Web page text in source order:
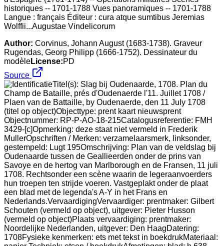
historiques -- 1701-1788 Vues panoramiques -- 1701-1788
Langue : français Éditeur : cura atque sumtibus Jeremias
Wolffii...Augustae Vindelicorum
Author: Corvinus, Johann August (1683-1738). Graveur
Rugendas, Georg Philipp (1666-1752). Dessinateur du
modèleLicense:PD
Source